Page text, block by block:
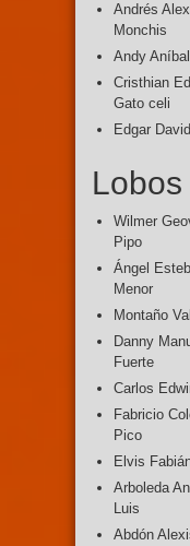
Andrés
Monchis
Andy
Cristhian
Gato celi
Edgar
Lobos
Wilmer
Pipo
Ángel
Menor
Montaño
Danny
Fuerte
Carlos
Fabricio
Pico
Elvis
Arboleda
Luis
Abdón